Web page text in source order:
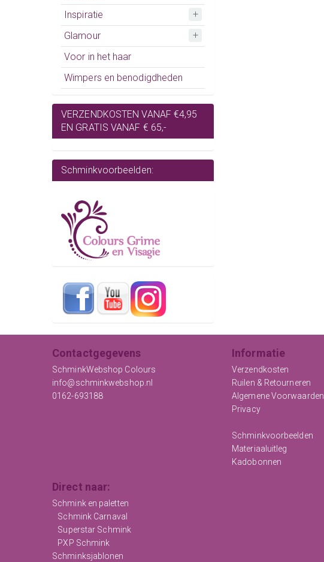
Inspiratie
Glamour
Voor in het haar
Wimpers en benodigdheden
VERZENDKOSTEN VANAF €4,95
EN GRATIS VANAF € 65,-
Schminkvoorbeelden:
Contactgegevens
SchminkWebshop Colours
info@schminkwebshop.nl
0162-693188
Informatie
Verzendkosten
Ruilen & Retourneren
Algemene Voorwaarden
Privacy
Schminkvoorbeelden
Materiaaluitleg
Kadobonnen
Direct naar:
Schmink en paletten
Schmink Carnaval
Superstar Schmink
PXP Schmink
Schminksjablonen